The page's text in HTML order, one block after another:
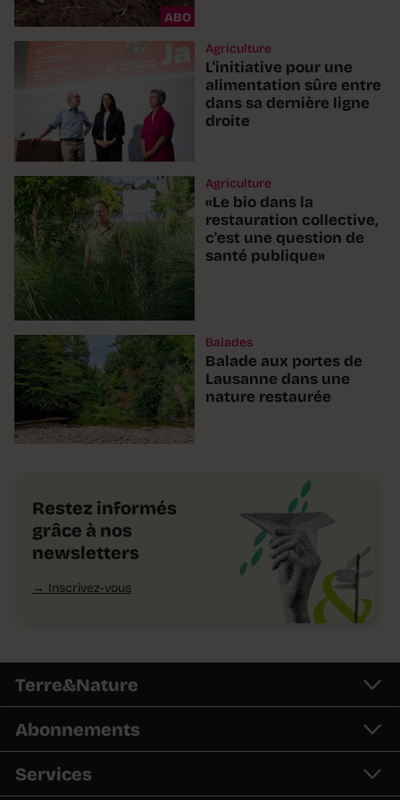
ABO
Agriculture
L'initiative pour une
alimentation sûre entre
dans sa dernière ligne
droite
Agriculture
«Le bio dans la
restauration collective,
c'est une question de
santé publique»
Balades
Balade aux portes de
Lausanne dans une
nature restaurée
Restez informés
grâce à nos
newsletters
Inscrivez-vous
Terre&Nature
Abonnements
Services